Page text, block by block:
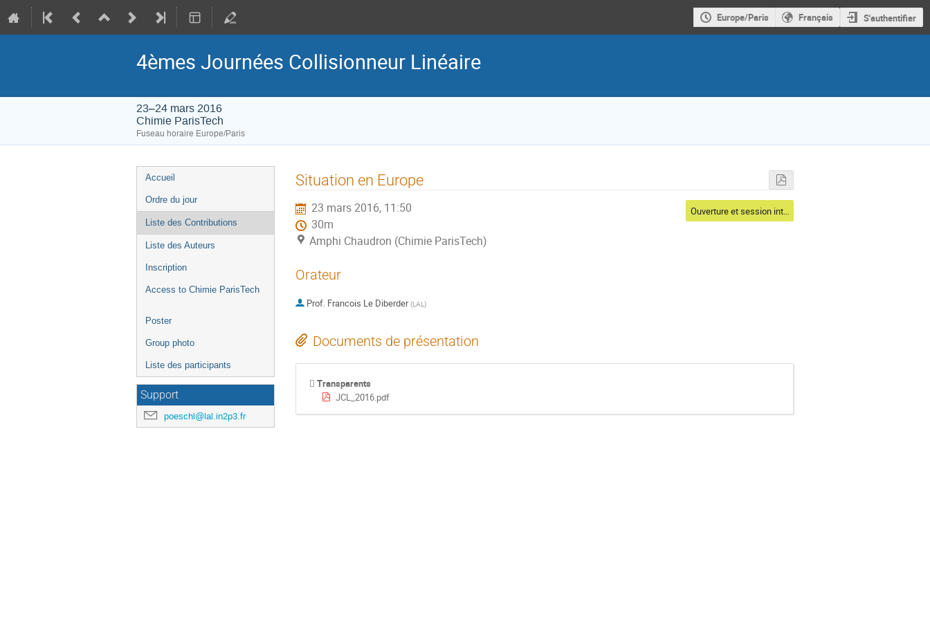
Europe/Paris Français S'authentifier
4èmes Journées Collisionneur Linéaire
23–24 mars 2016
Chimie ParisTech
Fuseau horaire Europe/Paris
Menu
de
l'événement
Accueil
Ordre du jour
Liste des Contributions
Liste des Auteurs
Inscription
Access to Chimie ParisTech
Poster
Group photo
Liste des participants
Support
poeschl@lal.in2p3.fr
Situation en Europe
23 mars 2016, 11:50
30m
Amphi Chaudron (Chimie ParisTech)
Ouverture et session internationale
Orateur
Prof. Francois Le Diberder (LAL)
Documents de présentation
Transparents
JCL_2016.pdf